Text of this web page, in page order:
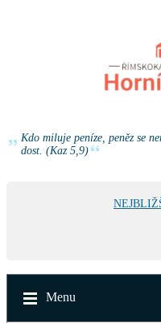
Kdo miluje peníze, peněz se
dost. (Kaz 5,9)
Menu